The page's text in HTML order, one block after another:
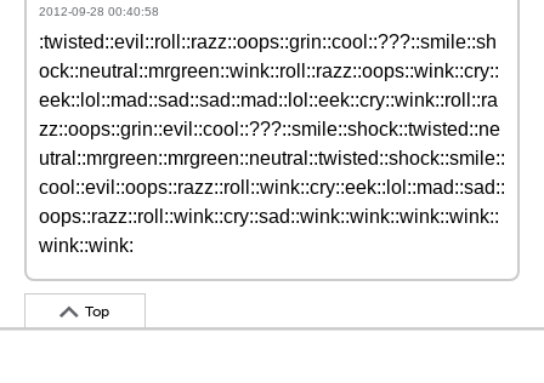
2012-09-28 00:40:58
:twisted::evil::roll::razz::oops::grin::cool::???::smile::sh
ock::neutral::mrgreen::wink::roll::razz::oops::wink::cry::
eek::lol::mad::sad::sad::mad::lol::eek::cry::wink::roll::ra
zz::oops::grin::evil::cool::???::smile::shock::twisted::ne
utral::mrgreen::mrgreen::neutral::twisted::shock::smile::
cool::evil::oops::razz::roll::wink::cry::eek::lol::mad::sad::
oops::razz::roll::wink::cry::sad::wink::wink::wink::wink::
wink::wink:
Top